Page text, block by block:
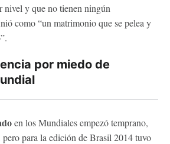
nivel y que no tienen ningún
como “un matrimonio que se pelea y
por miedo de
en los Mundiales empezó temprano,
para la edición de Brasil 2014 tuvo